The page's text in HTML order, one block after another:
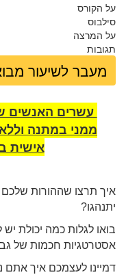
על הקורס
סילבוס
על המרצה
תגובות
מעבר לשיעור
עשרים האנשים
ממני במתנה
אישית
איך תרצו שההורות
יתנהגו?
בואו לגלות כמה יכולת
אסטרטגיות חכמות של
דמיינו לעצמכם איך אתם